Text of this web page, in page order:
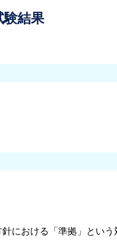
結果
における「準拠」とい